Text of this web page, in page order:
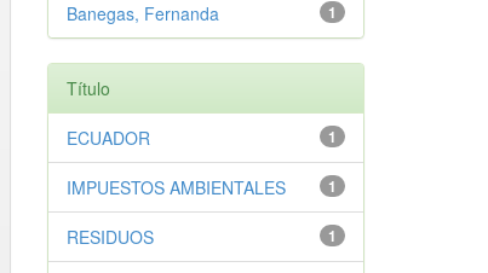
1
Banegas, Fernanda
Título
1
ECUADOR
1
IMPUESTOS AMBIENTALES
1
RESIDUOS